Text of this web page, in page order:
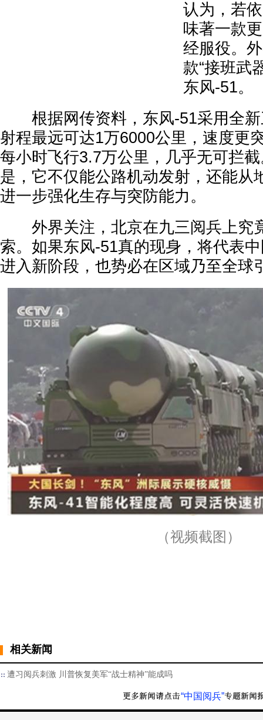
认为，若
味著一款
经服役。
款“接班武
东风-51。
根据网传资料，东风-51采用全新
射程最远可达1万6000公里，速度更
每小时飞行3.7万公里，几乎无可拦
是，它不仅能公路机动发射，还能从
进一步强化生存与突防能力。
外界关注，北京在九三阅兵上究
索。如果东风-51真的现身，将代表
进入新阶段，也势必在区域乃至全球
（视频截图）
相关新闻
遭习阅兵刺激 川普恢复美军“战士精神”能成吗
“中国阅兵”